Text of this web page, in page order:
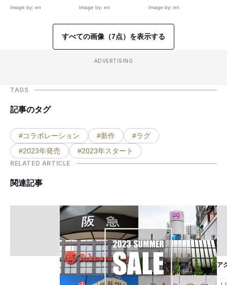
Image by: en Image by: en Image by: en
すべての画像（7点）を表示する
ADVERTISING
TAGS
記事のタグ
#コラボレーション #新作
#ラグ
#2023年発売
#2023年スタート
RELATED ARTICLE
関連記事
ア